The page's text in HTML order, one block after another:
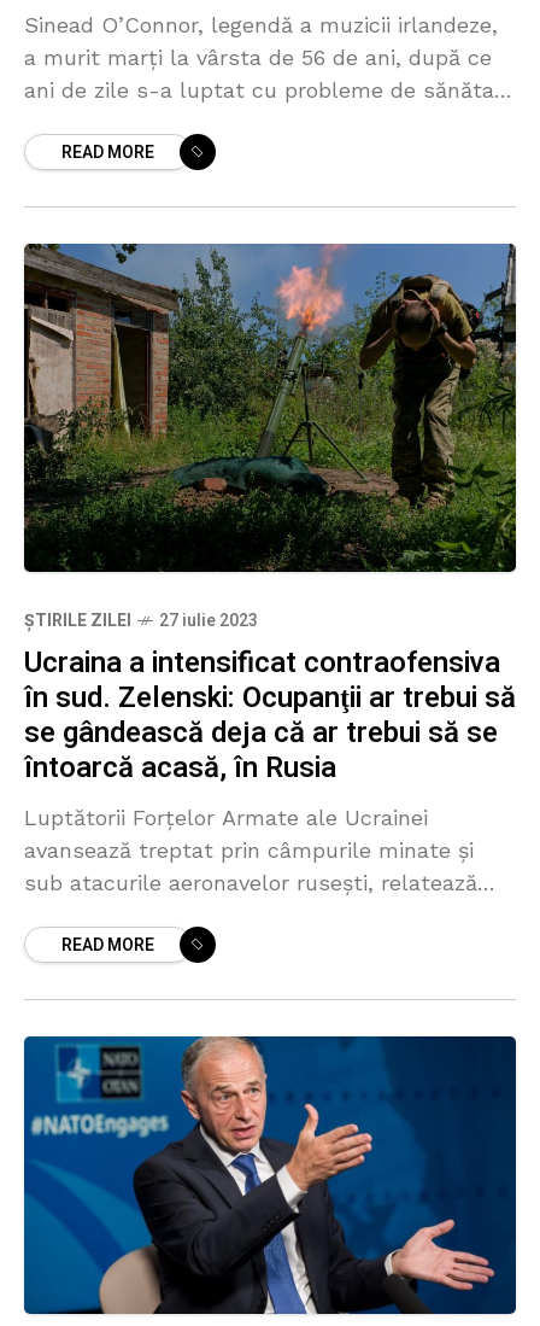
Sinead O’Connor, legendă a muzicii irlandeze,
a murit marţi la vârsta de 56 de ani, după ce
ani de zile s-a luptat cu probleme de sănătate
READ MORE
ȘTIRILE ZILEI 27 iulie 2023
Ucraina a intensificat contraofensiva
în sud. Zelenski: Ocupanţii ar trebui să
se gândească deja că ar trebui să se
întoarcă acasă, în Rusia
Luptătorii Forțelor Armate ale Ucrainei
avansează treptat prin câmpurile minate și
sub atacurile aeronavelor rusești, relatează
Pentagonului. Publicația notează că oficialii
READ MORE